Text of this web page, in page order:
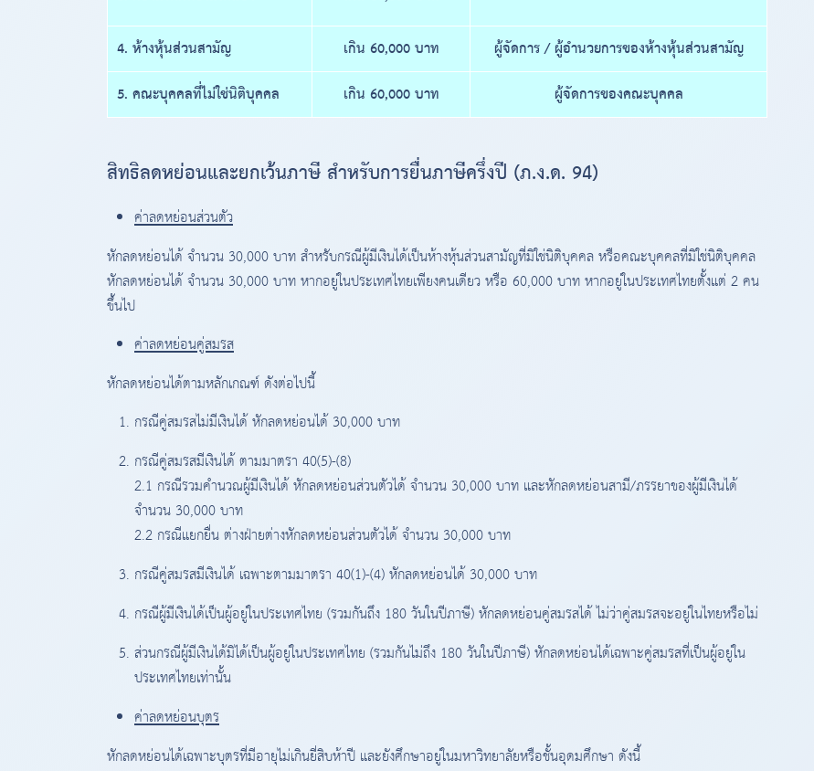
4. ห้างหุ้นส่วนสามัญ เกิน 60,000 บาท
ผู้จัดการ / ผู้อำนวยการของห้างหุ้นส่วนสามัญ
5. คณะบุคคลที่ไม่ใช่นิติบุคคล
เกิน 60,000 บาท ผู้จัดการของคณะบุคคล
สิทธิลดหย่อนและยกเว้นภาษี สำหรับการยื่นภาษีครึ่งปี (ภ.ง.ด. 94)
ค่าลดหย่อนส่วนตัว
หักลดหย่อนได้ จำนวน 30,000 บาท สำหรับกรณีผู้มีเงินได้เป็นห้างหุ้นส่วนสามัญที่มิใช่นิติบุคคล หรือคณะบุคคลที่มิใช่นิติบุคคล
หักลดหย่อนได้ จำนวน 30,000 บาท หากอยู่ในประเทศไทยเพียงคนเดียว หรือ 60,000 บาท หากอยู่ในประเทศไทยตั้งแต่ 2 คน
ขึ้นไป
ค่าลดหย่อนคู่สมรส
หักลดหย่อนได้ตามหลักเกณฑ์ ดังต่อไปนี้
กรณีคู่สมรสไม่มีเงินได้ หักลดหย่อนได้ 30,000 บาท
กรณีคู่สมรสมีเงินได้ ตามมาตรา 40(5)-(8)
2.1 กรณีรวมคำนวณผู้มีเงินได้ หักลดหย่อนส่วนตัวได้ จำนวน 30,000 บาท และหักลดหย่อนสามี/ภรรยาของผู้มีเงินได้
จำนวน 30,000 บาท
2.2 กรณีแยกยื่น ต่างฝ่ายต่างหักลดหย่อนส่วนตัวได้ จำนวน 30,000 บาท
กรณีคู่สมรสมีเงินได้ เฉพาะตามมาตรา 40(1)-(4) หักลดหย่อนได้ 30,000 บาท
กรณีผู้มีเงินได้เป็นผู้อยู่ในประเทศไทย (รวมกันถึง 180 วันในปีภาษี) หักลดหย่อนคู่สมรสได้ ไม่ว่าคู่สมรสจะอยู่ในไทยหรือไม่
ส่วนกรณีผู้มีเงินได้มิได้เป็นผู้อยู่ในประเทศไทย (รวมกันไม่ถึง 180 วันในปีภาษี) หักลดหย่อนได้เฉพาะคู่สมรสที่เป็นผู้อยู่ใน
ประเทศไทยเท่านั้น
ค่าลดหย่อนบุตร
หักลดหย่อนได้เฉพาะบุตรที่มีอายุไม่เกินยี่สิบห้าปี และยังศึกษาอยู่ในมหาวิทยาลัยหรือชั้นอุดมศึกษา ดังนี้